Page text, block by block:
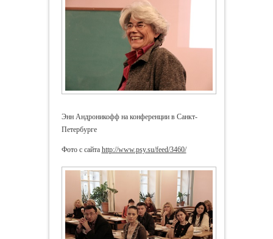
Энн Андроникофф на конференции в Санкт-
Петербурге
Фото с сайта http://www.psy.su/feed/3460/